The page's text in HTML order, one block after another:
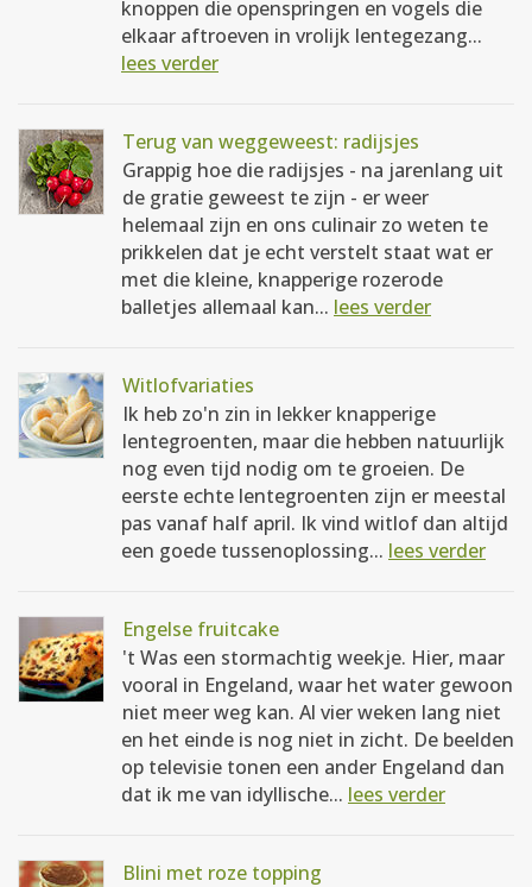
knoppen die openspringen en vogels die
elkaar aftroeven in vrolijk lentegezang...
lees verder
Terug van weggeweest: radijsjes
Grappig hoe die radijsjes - na jarenlang uit
de gratie geweest te zijn - er weer
helemaal zijn en ons culinair zo weten te
prikkelen dat je echt verstelt staat wat er
met die kleine, knapperige rozerode
balletjes allemaal kan... lees verder
Witlofvariaties
Ik heb zo'n zin in lekker knapperige
lentegroenten, maar die hebben natuurlijk
nog even tijd nodig om te groeien. De
eerste echte lentegroenten zijn er meestal
pas vanaf half april. Ik vind witlof dan altijd
een goede tussenoplossing... lees verder
Engelse fruitcake
't Was een stormachtig weekje. Hier, maar
vooral in Engeland, waar het water gewoon
niet meer weg kan. Al vier weken lang niet
en het einde is nog niet in zicht. De beelden
op televisie tonen een ander Engeland dan
dat ik me van idyllische... lees verder
Blini met roze topping